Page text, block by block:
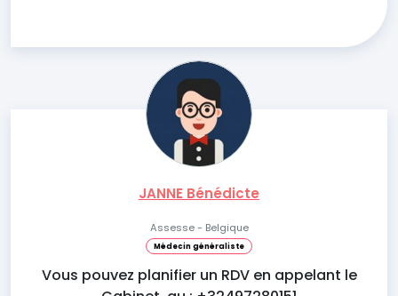
JANNE Bénédicte
Assesse - Belgique
Médecin généraliste
Vous pouvez planifier un RDV en appelant le